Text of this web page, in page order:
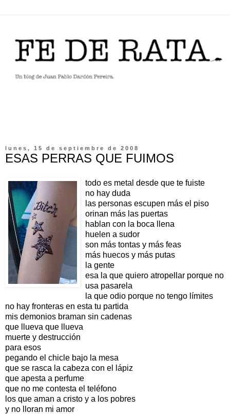
lunes, 15 de septiembre de 2008
ESAS PERRAS QUE FUIMOS
todo es metal desde que te fuiste
no hay duda
las personas escupen más el piso
orinan más las puertas
hablan con la boca llena
huelen a sudor
son más tontas y más feas
más huecos y más putas
la gente
esa la que quiero atropellar porque no
usa pasarela
la que odio porque no tengo límites
no hay fronteras en esta tu partida
mis demonios braman sin cadenas
que llueva que llueva
muerte y destrucción
para esos
pegando el chicle bajo la mesa
que se rasca la cabeza con el lápiz
que apesta a perfume
que no me contesta el teléfono
los que aman a cristo y a los pobres
y no lloran mi amor